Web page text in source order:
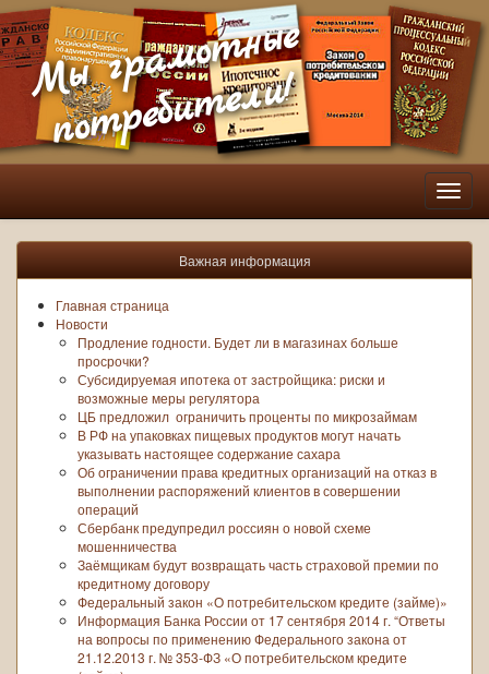
Мы грамотные
потребители!
Важная информация
Главная страница
Новости
Продление годности. Будет ли в магазинах больше
просрочки?
Субсидируемая ипотека от застройщика: риски и
возможные меры регулятора
ЦБ предложил ограничить проценты по микрозаймам
В РФ на упаковках пищевых продуктов могут начать
указывать настоящее содержание сахара
Об ограничении права кредитных организаций на отказ в
выполнении распоряжений клиентов в совершении
операций
Сбербанк предупредил россиян о новой схеме
мошенничества
Заёмщикам будут возвращать часть страховой премии по
кредитному договору
Федеральный закон «О потребительском кредите (займе)»
Информация Банка России от 17 сентября 2014 г. “Ответы
на вопросы по применению Федерального закона от
21.12.2013 г. № 353-ФЗ «О потребительском кредите